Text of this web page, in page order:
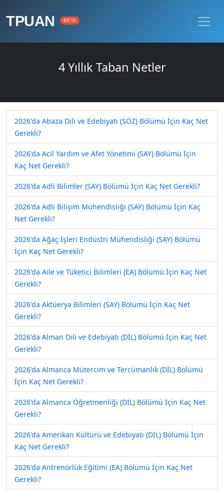
TPUAN BETA
4 Yıllık Taban Netler
2026'da Abaza Dili ve Edebiyatı (SÖZ) Bölümü İçin Kaç Net
Gerekli?
2026'da Acil Yardım ve Afet Yönetimi (SAY) Bölümü İçin
Kaç Net Gerekli?
2026'da Adli Bilimler (SAY) Bölümü İçin Kaç Net Gerekli?
2026'da Adli Bilişim Mühendisliği (SAY) Bölümü İçin Kaç
Net Gerekli?
2026'da Ağaç İşleri Endüstri Mühendisliği (SAY) Bölümü
İçin Kaç Net Gerekli?
2026'da Aile ve Tüketici Bilimleri (EA) Bölümü İçin Kaç Net
Gerekli?
2026'da Aktüerya Bilimleri (SAY) Bölümü İçin Kaç Net
Gerekli?
2026'da Alman Dili ve Edebiyatı (DİL) Bölümü İçin Kaç Net
Gerekli?
2026'da Almanca Mütercim ve Tercümanlık (DİL) Bölümü
İçin Kaç Net Gerekli?
2026'da Almanca Öğretmenliği (DİL) Bölümü İçin Kaç Net
Gerekli?
2026'da Amerikan Kültürü ve Edebiyatı (DİL) Bölümü İçin
Kaç Net Gerekli?
2026'da Antrenörlük Eğitimi (EA) Bölümü İçin Kaç Net
Gerekli?